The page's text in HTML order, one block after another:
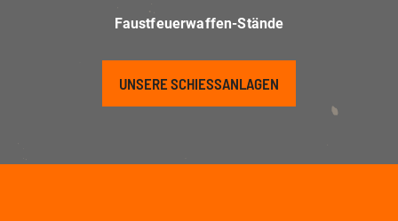
Faustfeuerwaffen-Stände
UNSERE SCHIESSANLAGEN